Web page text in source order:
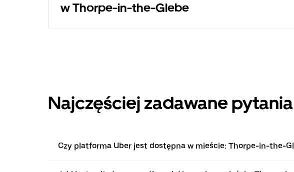
w Thorpe-in-the-Glebe
Najczęściej zadawane pytania
Czy platforma Uber jest dostępna w mieście: Thorpe-in-the-